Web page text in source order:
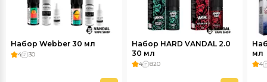
Набор Webber 30 мл
4 30
Набор HARD VANDAL 2.0
30 мл
4 820
мл
4